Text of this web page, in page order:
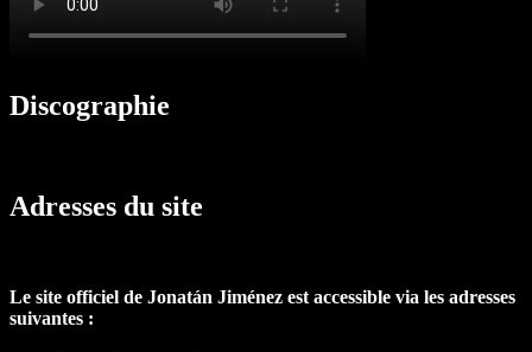
Discographie
Adresses du site
Le site officiel de Jonatán Jiménez est accessible via les adresses
suivantes :